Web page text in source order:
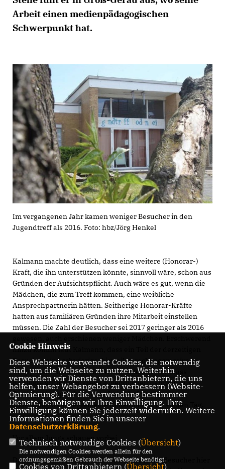
Arbeit einen medienpädagogischen
Schwerpunkt hat.
Im vergangenen Jahr kamen weniger Besucher in den
Jugendtreff als 2016. Foto: hbz/Jörg Henkel
Kalmann machte deutlich, dass eine weitere (Honorar-)
Kraft, die ihn unterstützen könnte, sinnvoll wäre, schon aus
Gründen der Aufsichtspflicht. Auch wäre es gut, wenn die
Mädchen, die zum Treff kommen, eine weibliche
Ansprechpartnerin hätten. Seitherige Honorar-Kräfte
hatten aus familiären Gründen ihre Mitarbeit einstellen
müssen. Die Zahl der Besucher sei 2017 geringer als 2016
hinzu kommt laut Kalmann, dass ein Teil der derzeitigen
Besucher eine schwierige, bisweilen recht aggressive
Gruppe bildet, die ihm viel Arbeit beschert – er muss
Konflikte schlichten. Diese Jugendlichen nähmen ihre
Partizipationspflichten etwa beim Aufräumen nur
widerwillig wahr, legten eine Konsumhaltung an den Tag.
Vor allem Jungs schauen vorbei
Das Konzept des Treffs sieht so aus, dass die Besucher hier
Cookie Hinweis
Diese Webseite verwendet Cookies, die notwendig
sind, um die Webseite zu nutzen. Weiterhin
verwenden wir Dienste von Drittanbietern, die uns
helfen, unser Webangebot zu verbessern (Website-
Optmierung). Für die Verwendung bestimmter
Dienste, benötigen wir Ihre Einwilligung. Ihre
Einwilligung können Sie jederzeit widerrufen. Weitere
Informationen finden Sie in unserer
Datenschutzerklärung.
Technisch notwendige Cookies (Übersicht)
Die notwendigen Cookies werden allein für den
ordnungsgemäßen Gebrauch der Webseite benötigt.
Cookies von Drittanbietern (Übersicht)